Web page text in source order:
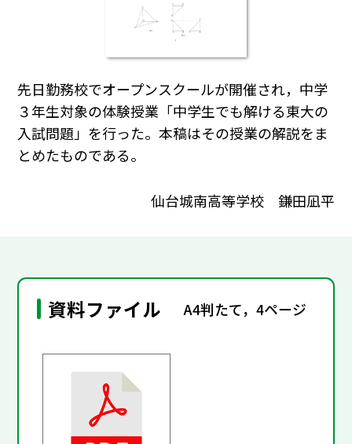
先日勤務校でオープンスクールが開催され，中学
３年生対象の体験授業「中学生でも解ける東大の
入試問題」を行った。本稿はその授業の解説をま
とめたものである。
仙台城南高等学校 鎌田凪平
資料ファイル A4判たて，4ページ